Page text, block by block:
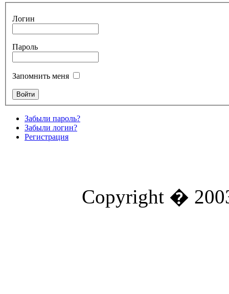
Логин
Пароль
Запомнить меня
Забыли пароль?
Забыли логин?
Регистрация
Copyright �